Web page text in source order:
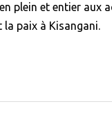
plein et entier aux
paix à Kisangani.